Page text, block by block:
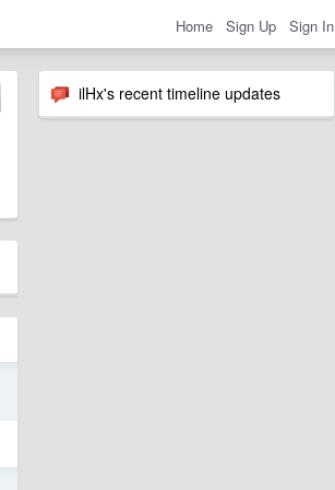
Home Sign Up Sign In
ilHx's recent timeline updates